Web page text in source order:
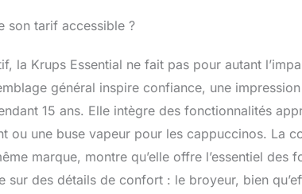
son tarif accessible ?
la Krups Essential ne fait pas pour autant
général inspire confiance, une
15 ans. Elle intègre des fonctionnalités
ou une buse vapeur pour les cappuccinos. La
marque, montre qu’elle offre l’essentiel des
des détails de confort : le broyeur, bien